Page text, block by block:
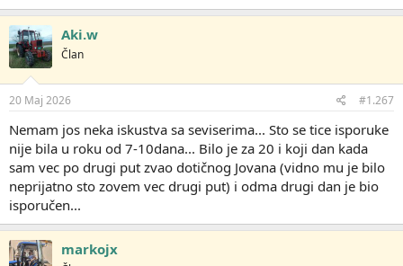
Aki.w
Član
20 Maj 2026 #1.267
Nemam jos neka iskustva sa seviserima... Sto se tice isporuke
nije bila u roku od 7-10dana... Bilo je za 20 i koji dan kada
sam vec po drugi put zvao dotičnog Jovana (vidno mu je bilo
neprijatno sto zovem vec drugi put) i odma drugi dan je bio
isporučen...
markojx